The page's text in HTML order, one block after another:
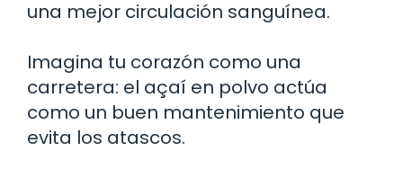
una mejor circulación sanguínea.
Imagina tu corazón como una
carretera: el açaí en polvo actúa
como un buen mantenimiento que
evita los atascos.